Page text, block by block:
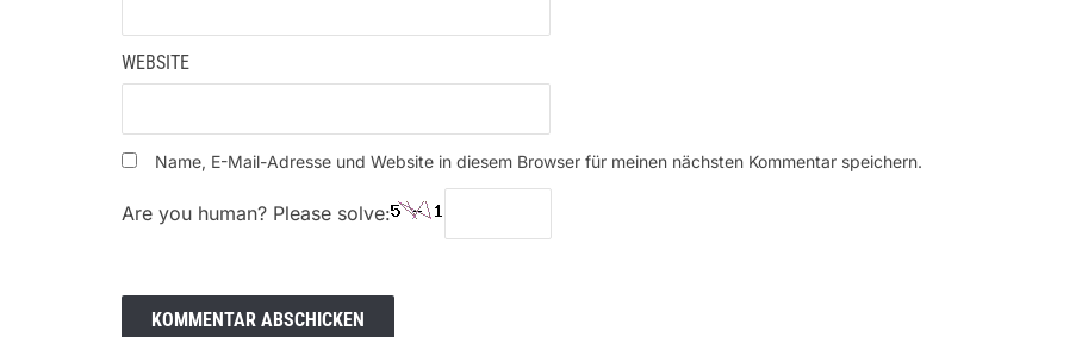
WEBSITE
Name, E-Mail-Adresse und Website in diesem Browser für meinen nächsten Kommentar speichern.
Are you human? Please solve: